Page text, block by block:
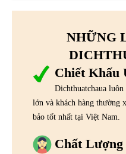
NHỮNG
Chiết Khấu
Dichthuatchaua
lớn và khách hàng thường
bảo tốt nhất tại Việt Nam.
Chất